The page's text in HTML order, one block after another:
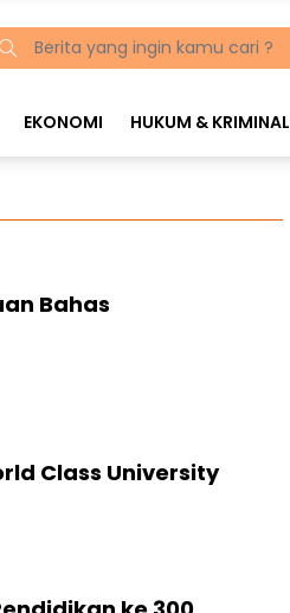
EKONOMI HUKUM & KRIMINAL
Bahas
Class University